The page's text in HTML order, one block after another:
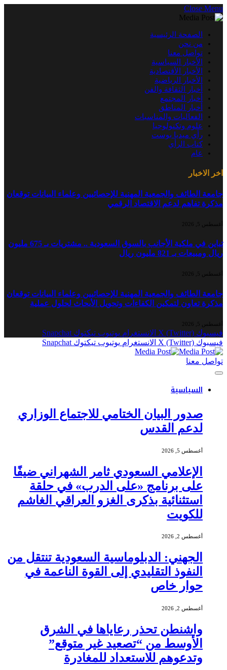
Close Menu
الصفحة الرئيسية
من نحن
تواصل معنا
الأخبار السياسية
الأخبار الأقتصادية
الأخبار الرياضية
أخبار الثقافة والفن
أخبار المجتمع
أخبار المناطق
الفعاليات والمناسبات
علوم وتكنولوجيا
رأي ميديا بوست
كتاب الرأي
عام
اخر الاخبار
جامعة الطائف والجمعية المهنية للإحصائيين وعلماء البيانات توقعان
مذكرة تفاهم لدعم الاقتصاد الرقمي
أغسطس 5, 2026
تباين في ملكية الأجانب بالسوق السعودية .. مشتريات بـ 675 مليون
ريال ومبيعات بـ 821 مليون ريال
أغسطس 5, 2026
جامعة الطائف والجمعية المهنية للإحصائيين وعلماء البيانات توقعان
مذكرة تعاون لتمكين الكفاءات وتحويل الأبحاث لحلول عملية
أغسطس 5, 2026
فيسبوك X (Twitter) الانستغرام يوتيوب تيكتوك Snapchat
فيسبوك X (Twitter) الانستغرام يوتيوب تيكتوك Snapchat
تواصل معنا
السياسية
صدور البيان الختامي للاجتماع الوزاري
لدعم القدس
أغسطس 5, 2026
الإعلامي السعودي ثامر الشهراني ضيفًا
على برنامج «على الدرب» في حلقة
استثنائية بذكرى الغزو العراقي الغاشم
للكويت
أغسطس 2, 2026
الجهني: الدبلوماسية السعودية تنتقل من
النفوذ التقليدي إلى القوة الناعمة في
حوار خاص
أغسطس 2, 2026
واشنطن تحذر رعاياها في الشرق
الأوسط من “تصعيد غير متوقع”
وتدعوهم للاستعداد للمغادرة